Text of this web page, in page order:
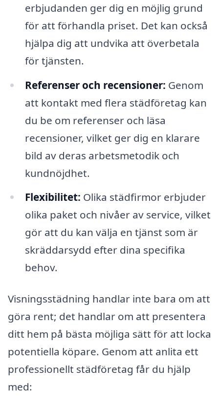
erbjudanden ger dig en möjlig grund
för att förhandla priset. Det kan också
hjälpa dig att undvika att överbetala
för tjänsten.
Referenser och recensioner: Genom
att kontakt med flera städföretag kan
du be om referenser och läsa
recensioner, vilket ger dig en klarare
bild av deras arbetsmetodik och
kundnöjdhet.
Flexibilitet: Olika städfirmor erbjuder
olika paket och nivåer av service, vilket
gör att du kan välja en tjänst som är
skräddarsydd efter dina specifika
behov.
Visningsstädning handlar inte bara om att
göra rent; det handlar om att presentera
ditt hem på bästa möjliga sätt för att locka
potentiella köpare. Genom att anlita ett
professionellt städföretag får du hjälp
med: